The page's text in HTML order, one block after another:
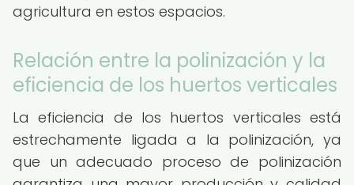
agricultura en estos espacios.
Relación entre la polinización y la
eficiencia de los huertos verticales
La eficiencia de los huertos verticales está
estrechamente ligada a la polinización, ya
que un adecuado proceso de polinización